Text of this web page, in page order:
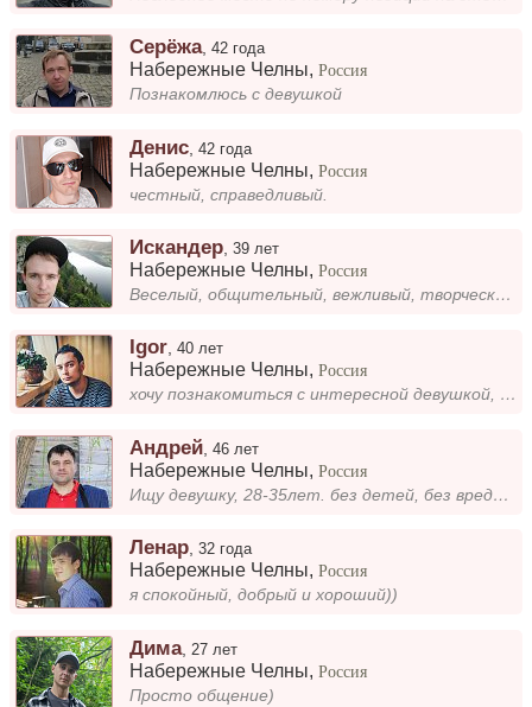
Серёжа,42 года
Набережные Челны,Россия
Познакомлюсь с девушкой
Денис ,42 года
Набережные Челны,Россия
честный, справедливый.
Искандер ,39 лет
Набережные Челны,Россия
Веселый, общительный, вежливый, творческий. Ищу свою вторую половину. Для настоящего. Ищу умную, веселую, добрую, романт...
Igor,40 лет
Набережные Челны,Россия
хочу познакомиться с интересной девушкой, в связи с переездом в Таллинн. Спокойный, уравновешенный, люблю литературу и х...
Андрей ,46 лет
Набережные Челны,Россия
Ищу девушку, 28-35лет. без детей, без вредных привычек для создания семьи.
Ленар ,32 года
Набережные Челны,Россия
я спокойный, добрый и хороший))
Дима, 27 лет
Набережные Челны,Россия
Просто общение)